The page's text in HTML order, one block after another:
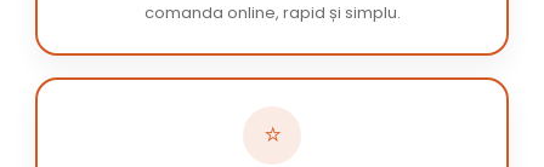
comanda online, rapid și simplu.
⭐